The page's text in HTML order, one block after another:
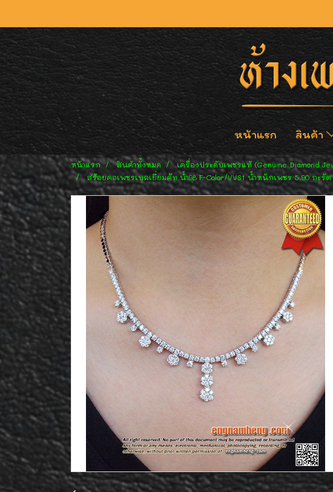
หน้าแรก สินค้า
หน้าแรก สินค้าทั้งหมด เครื่องประดับเพชรแท้ (Genuine Diamond
สร้อยคอเพชรเบลเยี่ยมคัท น้ำ98 F-Color/VVS1 น้ำหนักเพชร 5.90 กะรั